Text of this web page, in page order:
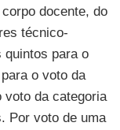
docente, do
técnico-
para o
o voto da
voto da categoria
Por voto de uma